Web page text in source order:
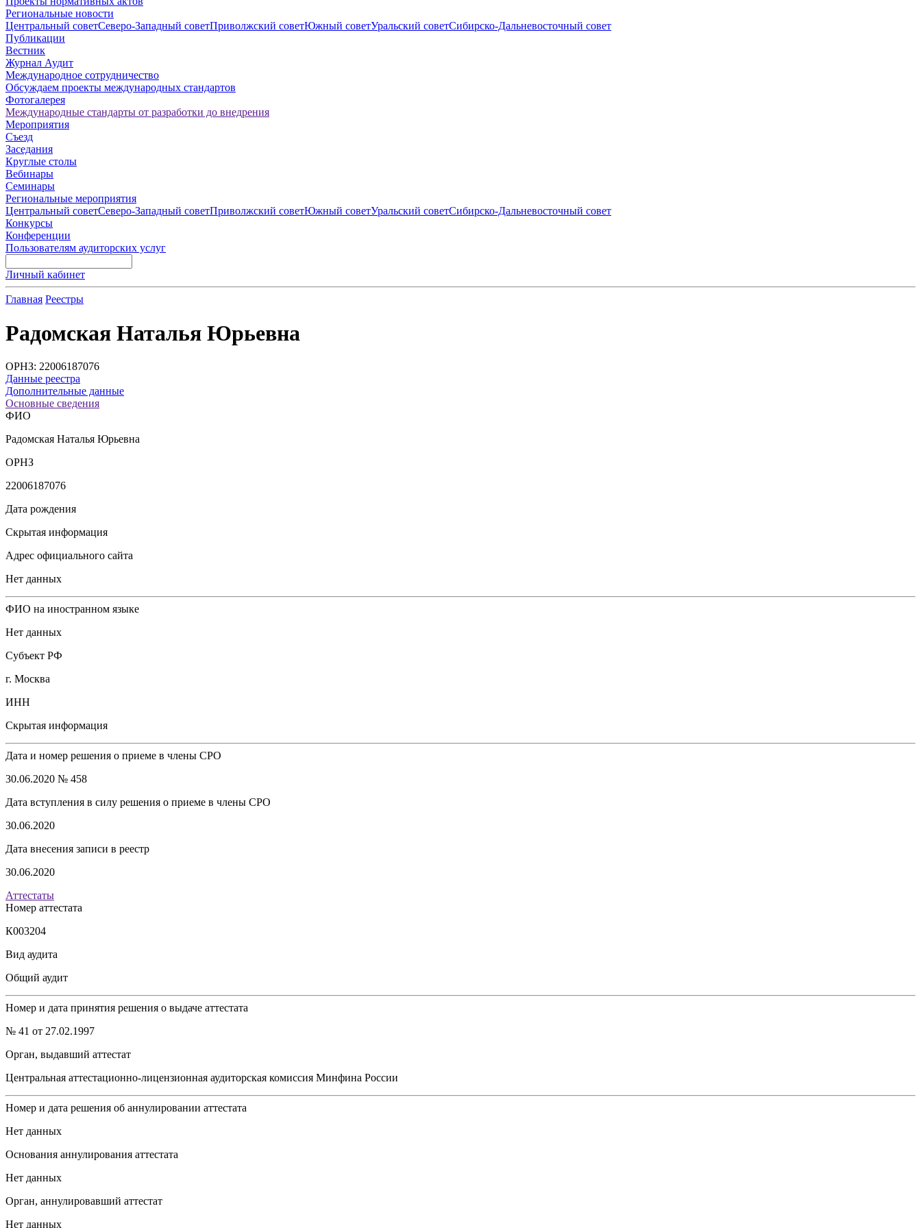
Региональные новости
Центральный советСеверо-Западный советПриволжский советЮжный советУральский советСибирско-Дальневосточный совет
Публикации
Вестник
Журнал Аудит
Международное сотрудничество
Обсуждаем проекты международных стандартов
Фотогалерея
Международные стандарты от разработки до внедрения
Мероприятия
Съезд
Заседания
Круглые столы
Вебинары
Семинары
Региональные мероприятия
Центральный советСеверо-Западный советПриволжский советЮжный советУральский советСибирско-Дальневосточный совет
Конкурсы
Конференции
Пользователям аудиторских услуг
Личный кабинет
Главная Реестры
Радомская Наталья Юрьевна
ОРНЗ: 22006187076
Данные реестра
Дополнительные данные
Основные сведения
ФИО
Радомская Наталья Юрьевна
ОРНЗ
22006187076
Дата рождения
Скрытая информация
Адрес официального сайта
Нет данных
ФИО на иностранном языке
Нет данных
Субъект РФ
г. Москва
ИНН
Скрытая информация
Дата и номер решения о приеме в члены СРО
30.06.2020 № 458
Дата вступления в силу решения о приеме в члены СРО
30.06.2020
Дата внесения записи в реестр
30.06.2020
Аттестаты
Номер аттестата
К003204
Вид аудита
Общий аудит
Номер и дата принятия решения о выдаче аттестата
№ 41 от 27.02.1997
Орган, выдавший аттестат
Центральная аттестационно-лицензионная аудиторская комиссия Минфина России
Номер и дата решения об аннулировании аттестата
Нет данных
Основания аннулирования аттестата
Нет данных
Орган, аннулировавший аттестат
Нет данных